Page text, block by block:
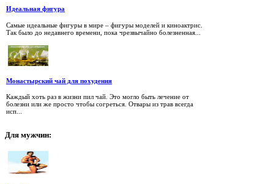
Идеальная фигура
Самые идеальные фигуры в мире – фигуры моделей и киноактрис.
Так было до недавнего времени, пока чрезвычайно болезненная...
Монастырский чай для похудения
Каждый хоть раз в жизни пил чай. Это могло быть лечение от
болезни или же просто чтобы согреться. Отвары из трав всегда
исп...
Для мужчин: